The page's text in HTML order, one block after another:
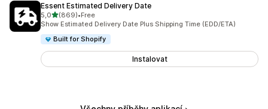
Essent Estimated Delivery Date
5,0z 5 hvězd
(869)
Celkový počet recenzí: 869
•Free
Show Estimated Delivery Date Plus Shipping Time (EDD/ETA)
Built for Shopify
Instalovat